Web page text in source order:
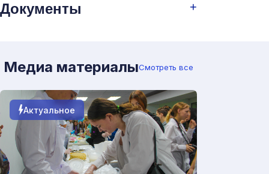
Документы
Медиа материалыСмотреть все
Актуальное